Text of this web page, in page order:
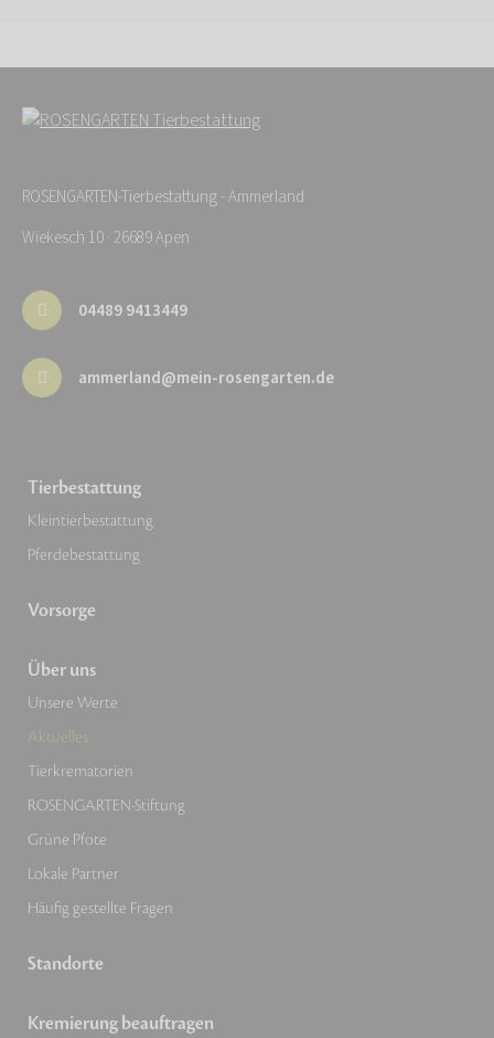
ROSENGARTEN-Tierbestattung - Ammerland
Wiekesch 10 · 26689 Apen
04489 9413449
ammerland@mein-rosengarten.de
Tierbestattung
Kleintierbestattung
Pferdebestattung
Vorsorge
Über uns
Unsere Werte
Aktuelles
Tierkrematorien
ROSENGARTEN-Stiftung
Grüne Pfote
Lokale Partner
Häufig gestellte Fragen
Standorte
Kremierung beauftragen